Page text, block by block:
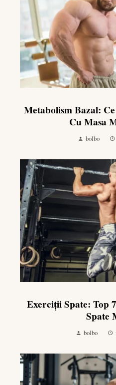
Metabolism Bazal:
Cu Masa
bolbo
Exerciții Spate: Top
Spate
bolbo